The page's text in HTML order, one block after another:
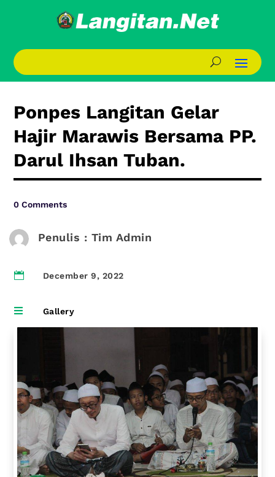
Ponpes Langitan Gelar
Hajir Marawis Bersama PP.
Darul Ihsan Tuban.
0 Comments
Penulis : Tim Admin
 December 9, 2022
 Gallery